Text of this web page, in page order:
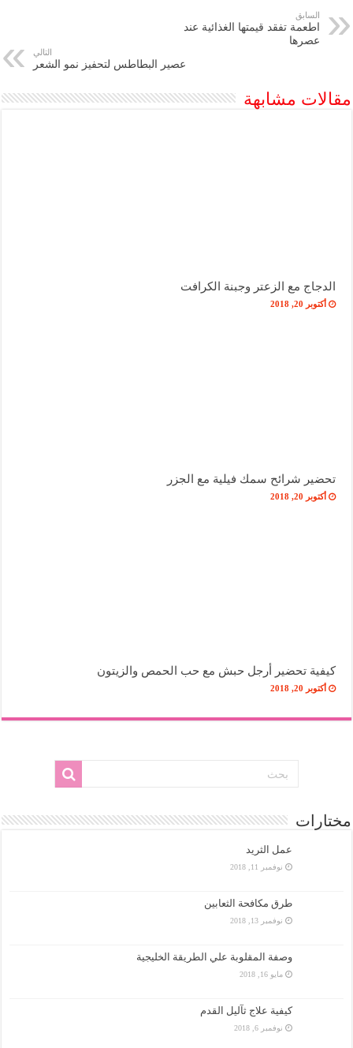
السابق
اطعمة تفقد قيمتها الغذائية عند
عصرها
التالي
عصير البطاطس لتحفيز نمو الشعر
مقالات مشابهة
الدجاج مع الزعتر وجبنة الكرافت
أكتوبر 20, 2018
تحضير شرائح سمك فيلية مع الجزر
أكتوبر 20, 2018
كيفية تحضير أرجل حبش مع حب الحمص والزيتون
أكتوبر 20, 2018
مختارات
عمل الثريد
نوفمبر 11, 2018
طرق مكافحة الثعابين
نوفمبر 13, 2018
وصفة المقلوبة علي الطريقة الخليجية
مايو 16, 2018
كيفية علاج ثآليل القدم
نوفمبر 6, 2018